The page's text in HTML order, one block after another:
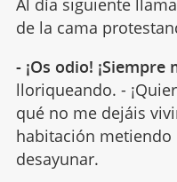
de la cama
- ¡Os odio!
lloriqueando. -
qué no me dejáis
habitación
desayunar.